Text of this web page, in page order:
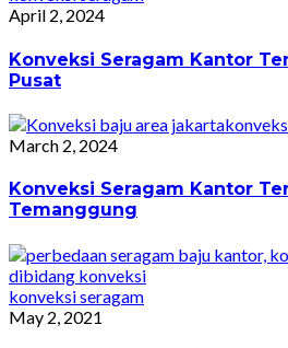
April 2, 2024
Konveksi Seragam Kantor
Pusat
March 2, 2024
Konveksi Seragam Kantor
Temanggung
konveksi seragam
May 2, 2021